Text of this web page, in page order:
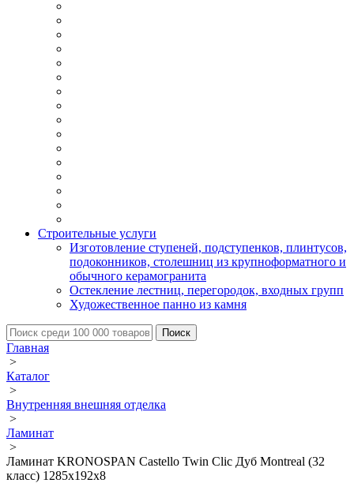
Строительные услуги
Изготовление ступеней, подступенков, плинтусов,
подоконников, столешниц из крупноформатного и
обычного керамогранита
Остекление лестниц, перегородок, входных групп
Художественное панно из камня
Главная
>
Каталог
>
Внутренняя внешняя отделка
>
Ламинат
>
Ламинат KRONOSPAN Castello Twin Clic Дуб Montreal (32
класс) 1285х192х8